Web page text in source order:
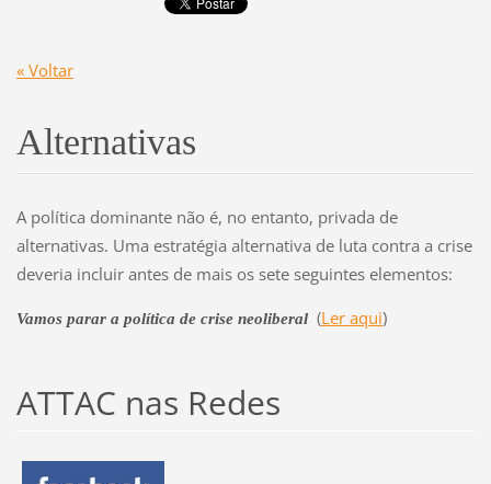
« Voltar
Alternativas
A política dominante não é, no entanto, privada de
alternativas. Uma estratégia alternativa de luta contra a crise
deveria incluir antes de mais os sete seguintes elementos:
Vamos parar a política de crise neoliberal (Ler aqui)
ATTAC nas Redes